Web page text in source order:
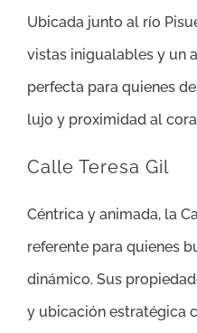
Ubicada junto al río
vistas inigualables y un
perfecta para quienes
lujo y proximidad al
Calle Teresa Gil
Céntrica y animada, la
referente para quienes
dinámico. Sus
y ubicación estratégica